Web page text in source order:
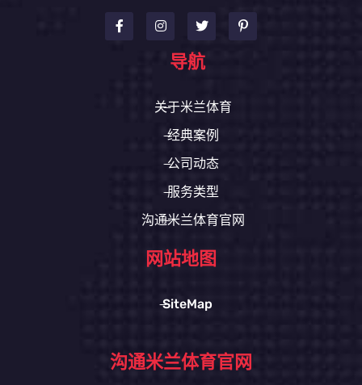
导航
关于米兰体育
经典案例
公司动态
服务类型
沟通米兰体育官网
网站地图
SiteMap
沟通米兰体育官网